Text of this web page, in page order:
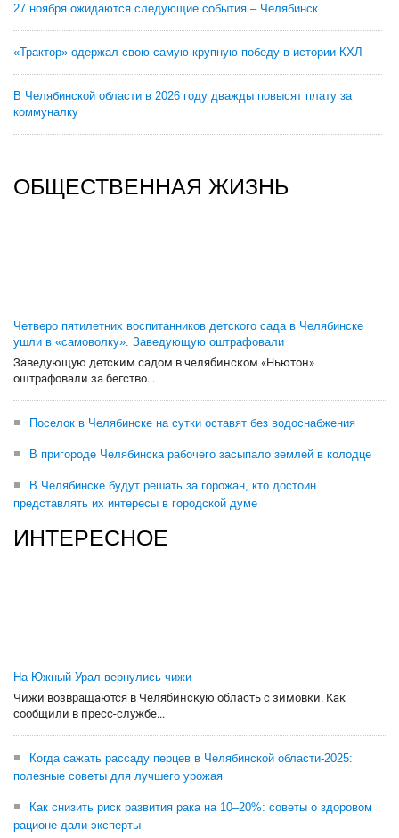
27 ноября ожидаются следующие события – Челябинск
«Трактор» одержал свою самую крупную победу в истории КХЛ
В Челябинской области в 2026 году дважды повысят плату за
коммуналку
ОБЩЕСТВЕННАЯ ЖИЗНЬ
Четверо пятилетних воспитанников детского сада в Челябинске
ушли в «самоволку». Заведующую оштрафовали
Заведующую детским садом в челябинском «Ньютон»
оштрафовали за бегство...
Поселок в Челябинске на сутки оставят без водоснабжения
В пригороде Челябинска рабочего засыпало землей в колодце
В Челябинске будут решать за горожан, кто достоин
представлять их интересы в городской думе
ИНТЕРЕСНОЕ
На Южный Урал вернулись чижи
Чижи возвращаются в Челябинскую область с зимовки. Как
сообщили в пресс-службе...
Когда сажать рассаду перцев в Челябинской области-2025:
полезные советы для лучшего урожая
Как снизить риск развития рака на 10–20%: советы о здоровом
рационе дали эксперты